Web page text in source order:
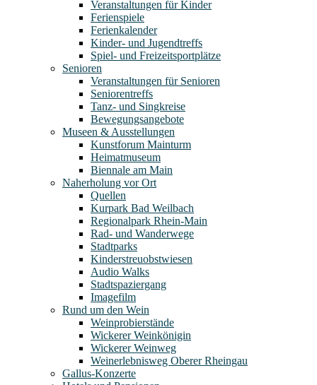
Veranstaltungen für Kinder
Ferienspiele
Ferienkalender
Kinder- und Jugendtreffs
Spiel- und Freizeitsportplätze
Senioren
Veranstaltungen für Senioren
Seniorentreffs
Tanz- und Singkreise
Bewegungsangebote
Museen & Ausstellungen
Kunstforum Mainturm
Heimatmuseum
Biennale am Main
Naherholung vor Ort
Quellen
Kurpark Bad Weilbach
Regionalpark Rhein-Main
Rad- und Wanderwege
Stadtparks
Kinderstreuobstwiesen
Audio Walks
Stadtspaziergang
Imagefilm
Rund um den Wein
Weinprobierstände
Wickerer Weinkönigin
Wickerer Weinweg
Weinerlebnisweg Oberer Rheingau
Gallus-Konzerte